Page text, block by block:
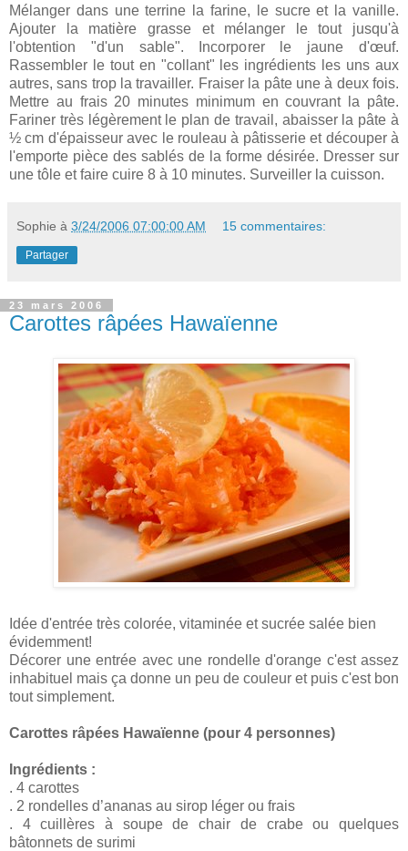
Mélanger dans une terrine la farine, le sucre et la vanille.
Ajouter la matière grasse et mélanger le tout jusqu'à
l'obtention "d'un sable". Incorporer le jaune d'œuf.
Rassembler le tout en "collant" les ingrédients les uns aux
autres, sans trop la travailler. Fraiser la pâte une à deux fois.
Mettre au frais 20 minutes minimum en couvrant la pâte.
Fariner très légèrement le plan de travail, abaisser la pâte à
½ cm d'épaisseur avec le rouleau à pâtisserie et découper à
l'emporte pièce des sablés de la forme désirée. Dresser sur
une tôle et faire cuire 8 à 10 minutes. Surveiller la cuisson.
Sophie à 3/24/2006 07:00:00 AM 15 commentaires:
Partager
23 mars 2006
Carottes râpées Hawaïenne
Idée d'entrée très colorée, vitaminée et sucrée salée bien
évidemment!
Décorer une entrée avec une rondelle d'orange c'est assez
inhabituel mais ça donne un peu de couleur et puis c'est bon
tout simplement.
Carottes râpées Hawaïenne (pour 4 personnes)
Ingrédients :
. 4 carottes
. 2 rondelles d’ananas au sirop léger ou frais
. 4 cuillères à soupe de chair de crabe ou quelques
bâtonnets de surimi